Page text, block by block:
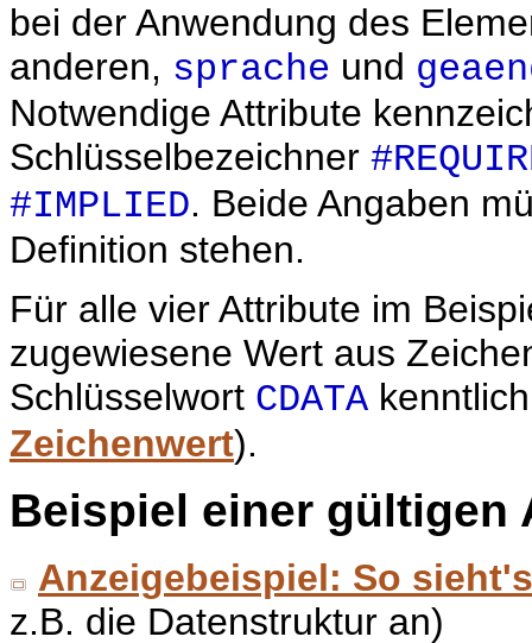
bei der Anwendung des
anderen, sprache und
Notwendige Attribute
Schlüsselbezeichner
#IMPLIED. Beide Angaben
Definition stehen.
Für alle vier Attribute im
zugewiesene Wert aus
Schlüsselwort CDATA
Zeichenwert).
Beispiel einer gültigen
Anzeigebeispiel: So
z.B. die Datenstruktur an)